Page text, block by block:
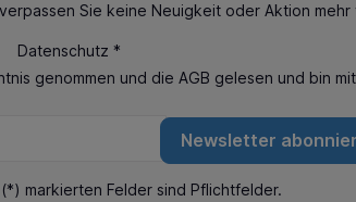
Sie keine Neuigkeit oder Aktion mehr
Datenschutz *
genommen und die AGB gelesen und bin
Newsletter
markierten Felder sind Pflichtfelder.